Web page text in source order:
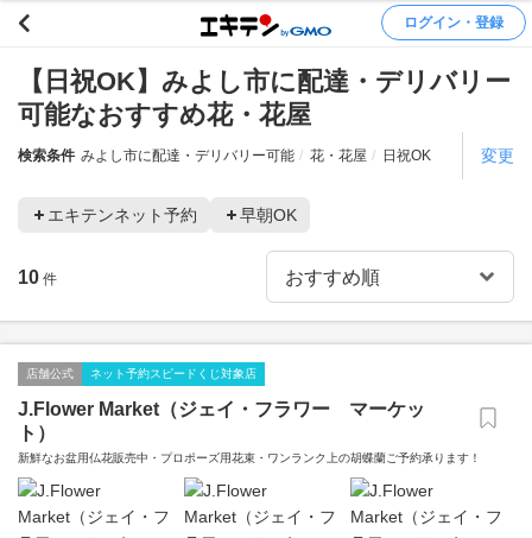
ログイン・登録
【日祝OK】みよし市に配達・デリバリー
可能なおすすめ花・花屋
検索条件 みよし市に配達・デリバリー可能 花・花屋 日祝OK 変更
エキテンネット予約 早朝OK
10 件
店舗公式 ネット予約スピードくじ対象店
J.Flower Market（ジェイ・フラワー マーケッ
ト）
新鮮なお盆用仏花販売中・プロポーズ用花束・ワンランク上の胡蝶蘭ご予約承ります！